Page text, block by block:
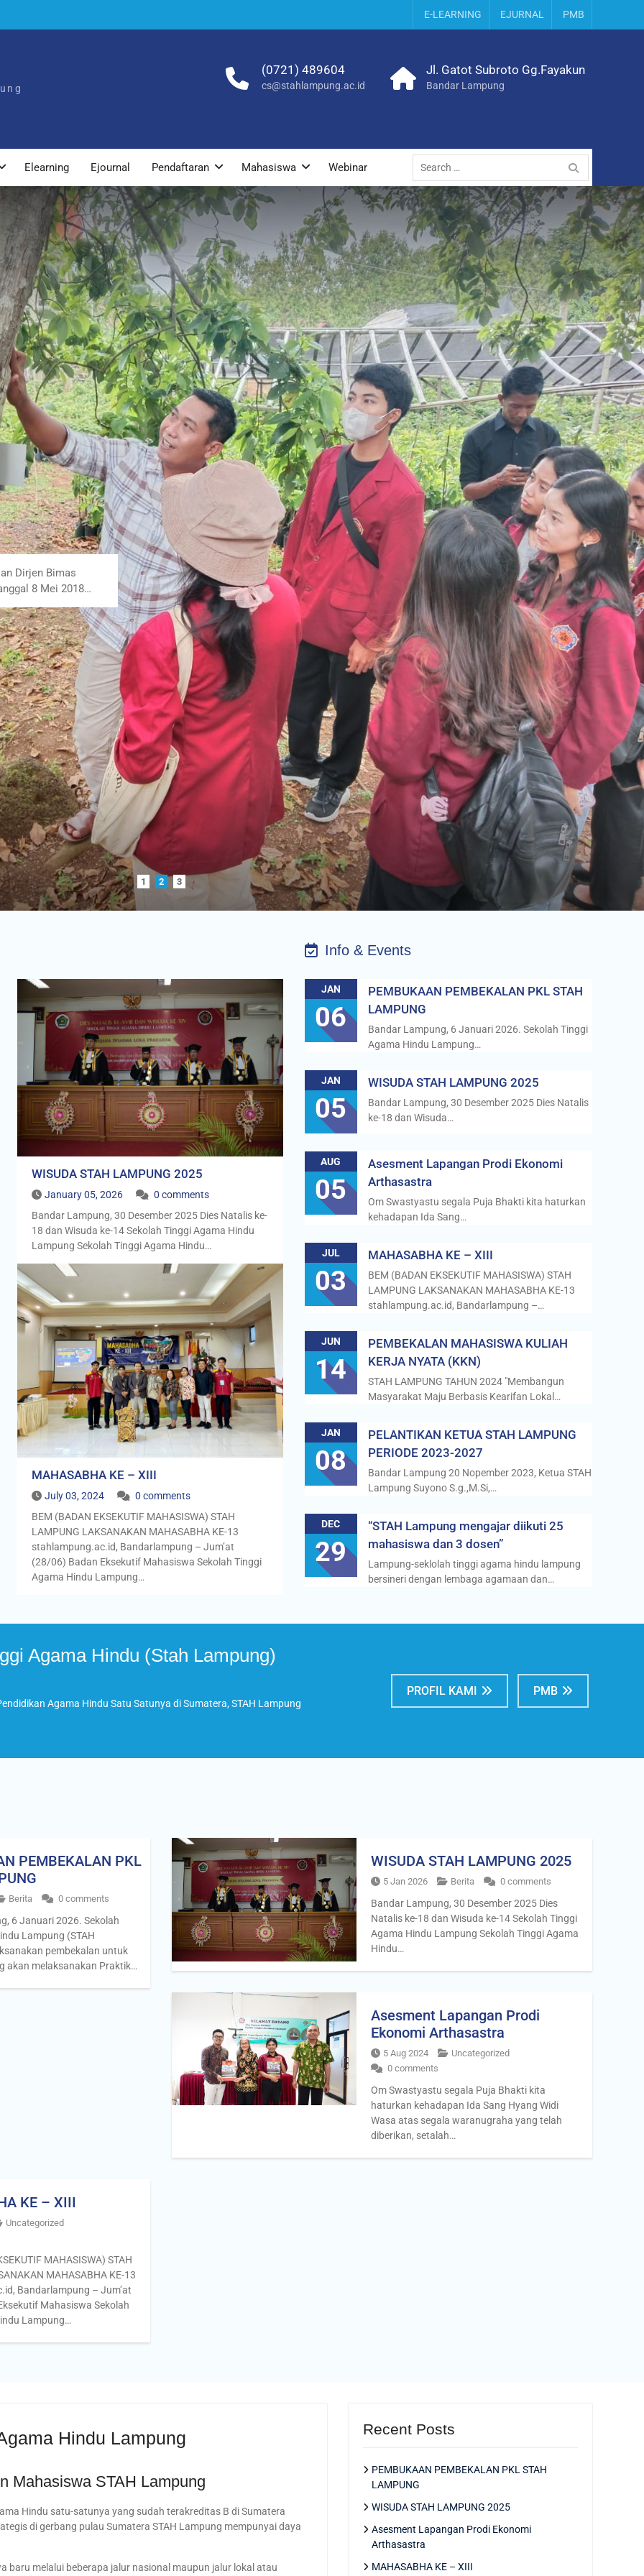
E-LEARNING EJURNAL PMB
(0721) 489604
cs@stahlampung.ac.id
Jl. Gatot Subroto Gg.Fayakun
Bandar Lampung
Elearning Ejournal Pendaftaran Mahasiswa Webinar
Search
for:
1 2 3
sumber
kompetisi global.
WISUDA STAH LAMPUNG 2025
January 05, 2026
0 comments
Bandar Lampung, 30 Desember 2025 Dies Natalis ke-
18 dan Wisuda ke-14 Sekolah Tinggi Agama Hindu
Lampung Sekolah Tinggi Agama Hindu…
MAHASABHA KE – XIII
July 03, 2024
0 comments
BEM (BADAN EKSEKUTIF MAHASISWA) STAH
LAMPUNG LAKSANAKAN MAHASABHA KE-13
stahlampung.ac.id, Bandarlampung – Jum’at
(28/06) Badan Eksekutif Mahasiswa Sekolah Tinggi
Agama Hindu Lampung…
Info & Events
JAN
06
PEMBUKAAN PEMBEKALAN PKL STAH
LAMPUNG
Bandar Lampung, 6 Januari 2026. Sekolah Tinggi
Agama Hindu Lampung…
JAN
05
WISUDA STAH LAMPUNG 2025
Bandar Lampung, 30 Desember 2025 Dies Natalis
ke-18 dan Wisuda…
AUG
05
Asesment Lapangan Prodi Ekonomi
Arthasastra
Om Swastyastu segala Puja Bhakti kita haturkan
kehadapan Ida Sang…
JUL
03
MAHASABHA KE – XIII
BEM (BADAN EKSEKUTIF MAHASISWA) STAH
LAMPUNG LAKSANAKAN MAHASABHA KE-13
stahlampung.ac.id, Bandarlampung –…
JUN
14
PEMBEKALAN MAHASISWA KULIAH
KERJA NYATA (KKN)
STAH LAMPUNG TAHUN 2024 "Membangun
Masyarakat Maju Berbasis Kearifan Lokal…
JAN
08
PELANTIKAN KETUA STAH LAMPUNG
PERIODE 2023-2027
Bandar Lampung 20 Nopember 2023, Ketua STAH
Lampung Suyono S.g.,M.Si,…
DEC
29
“STAH Lampung mengajar diikuti 25
mahasiswa dan 3 dosen”
Lampung-seklolah tinggi agama hindu lampung
bersineri dengan lembaga agamaan dan…
Agama Hindu (Stah Lampung)
Agama Hindu Satu Satunya di Sumatera, STAH Lampung
PROFIL KAMI PMB
PEMBEKALAN PKL
Berita 0 comments
6 Januari 2026. Sekolah
Lampung (STAH
pembekalan untuk
akan melaksanakan Praktik…
WISUDA STAH LAMPUNG 2025
5 Jan 2026 Berita 0 comments
Bandar Lampung, 30 Desember 2025 Dies
Natalis ke-18 dan Wisuda ke-14 Sekolah Tinggi
Agama Hindu Lampung Sekolah Tinggi Agama
Hindu…
Asesment Lapangan Prodi
Ekonomi Arthasastra
5 Aug 2024
Uncategorized
0 comments
Om Swastyastu segala Puja Bhakti kita
haturkan kehadapan Ida Sang Hyang Widi
Wasa atas segala waranugraha yang telah
diberikan, setalah…
KE – XIII
Uncategorized
MAHASISWA) STAH
MAHASABHA KE-13
Bandarlampung – Jum’at
Mahasiswa Sekolah
Lampung…
Hindu Lampung
Mahasiswa STAH Lampung
Hindu satu-satunya yang sudah terakreditas B di Sumatera
di gerbang pulau Sumatera STAH Lampung mempunyai daya
baru melalui beberapa jalur nasional maupun jalur lokal atau
Recent Posts
PEMBUKAAN PEMBEKALAN PKL STAH
LAMPUNG
WISUDA STAH LAMPUNG 2025
Asesment Lapangan Prodi Ekonomi
Arthasastra
MAHASABHA KE – XIII